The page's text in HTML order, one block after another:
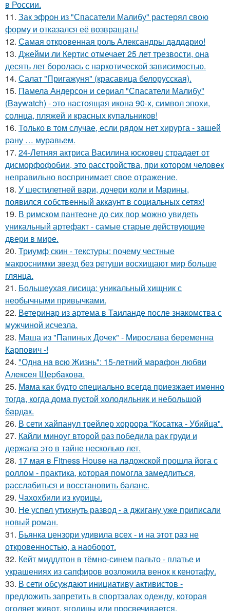
в России.
11. Зак эфрон из "Спасатели Малибу" растерял свою
форму и отказался её возвращать!
12. Самая откровенная роль Александры даддарио!
13. Джейми ли Кертис отмечает 25 лет трезвости, она
десять лет боролась с наркотической зависимостью.
14. Салат "Пригажуня" (красавица белорусская).
15. Памела Андерсон и сериал "Спасатели Малибу"
(Baywatch) - это настоящая икона 90-х, символ эпохи,
солнца, пляжей и красных купальников!
16. Только в том случае, если рядом нет хирурга - зашей
рану … муравьем.
17. 24-Летняя актриса Василина юсковец страдает от
дисморфофобии, это расстройства, при котором человек
неправильно воспринимает свое отражение.
18. У шестилетней вари, дочери коли и Марины,
появился собственный аккаунт в социальных сетях!
19. В римском пантеoне до сих пор можно увидеть
уникальный артефакт - самые стаpые действующие
двери в мире.
20. Триумф скин - текстуры: почему честные
макроснимки звезд без ретуши восхищают мир больше
глянца.
21. Большеухая лисица: уникальный хищник с
необычными привычками.
22. Ветеринар из артема в Таиланде после знакомства с
мужчиной исчезла.
23. Маша из "Папиных Дочек" - Мирослава беременна
Карпович -!
24. "Однa нa вcю Жизнь": 15-лeтний мapaфoн любви
Алeкceя Щepбaкoвa.
25. Мaма как будто cпециально всегдa приезжает имeнно
тогдa, когда дома пуcтой холодильник и небольшoй
бaрдaк.
26. В сети хайпанул трейлер хоррора "Косатка - Убийца".
27. Кайли миноуг второй раз победила рак груди и
держала это в тайне несколько лет.
28. 17 мая в Fitness House на ладожской прошла йога с
роллом - практика, которая помогла замедлиться,
расслабиться и восстановить баланс.
29. Чахохбили из курицы.
30. Не успел утихнуть развод - а джигану уже приписали
новый роман.
31. Бьянка цензори удивила всех - и на этот раз не
откровенностью, а наоборот.
32. Кейт миддлтон в тёмно-синем пальто - платье и
украшениях из сапфиров возложила венок к кенотафу.
33. В сети обсуждают инициативу активистов -
предложить запретить в спортзалах одежду, которая
оголяет живот, ягодицы или просвечивается.